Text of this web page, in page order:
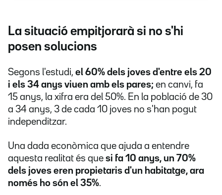
La situació empitjorarà si no s'hi
posen solucions
Segons l'estudi, el 60% dels joves d'entre els 20
i els 34 anys viuen amb els pares; en canvi, fa
15 anys, la xifra era del 50%. En la població de 30
a 34 anys, 3 de cada 10 joves no s'han pogut
independitzar.
Una dada econòmica que ajuda a entendre
aquesta realitat és que si fa 10 anys, un 70%
dels joves eren propietaris d'un habitatge, ara
només ho són el 35%.